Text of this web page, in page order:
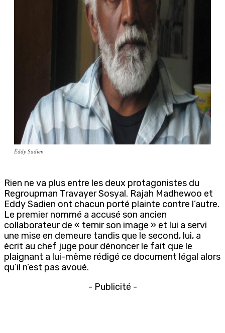
Eddy Sadien
Rien ne va plus entre les deux protagonistes du
Regroupman Travayer Sosyal. Rajah Madhewoo et
Eddy Sadien ont chacun porté plainte contre l’autre.
Le premier nommé a accusé son ancien
collaborateur de « ternir son image » et lui a servi
une mise en demeure tandis que le second, lui, a
écrit au chef juge pour dénoncer le fait que le
plaignant a lui-même rédigé ce document légal alors
qu’il n’est pas avoué.
- Publicité -